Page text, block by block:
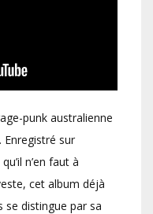
punk australienne
sur
n’en faut à
cet album déjà
se distingue par sa